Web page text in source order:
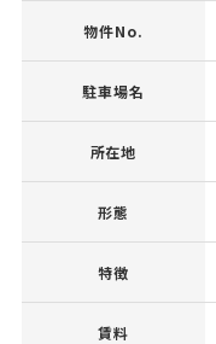
物件No.
駐車場名
所在地
形態
特徴
賃料